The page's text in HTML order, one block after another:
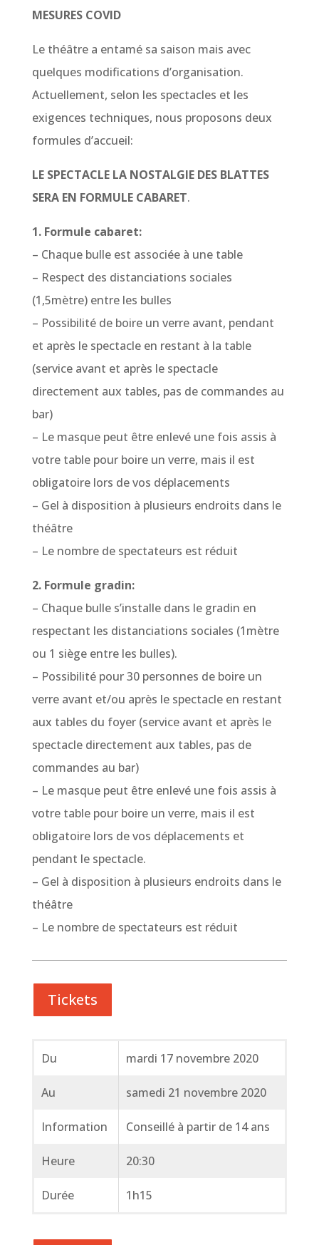
MESURES COVID
Le théâtre a entamé sa saison mais avec
quelques modifications d’organisation.
Actuellement, selon les spectacles et les
exigences techniques, nous proposons deux
formules d’accueil:
LE SPECTACLE LA NOSTALGIE DES BLATTES
SERA EN FORMULE CABARET.
1. Formule cabaret:
– Chaque bulle est associée à une table
– Respect des distanciations sociales
(1,5mètre) entre les bulles
– Possibilité de boire un verre avant, pendant
et après le spectacle en restant à la table
(service avant et après le spectacle
directement aux tables, pas de commandes au
bar)
– Le masque peut être enlevé une fois assis à
votre table pour boire un verre, mais il est
obligatoire lors de vos déplacements
– Gel à disposition à plusieurs endroits dans le
théâtre
– Le nombre de spectateurs est réduit
2. Formule gradin:
– Chaque bulle s’installe dans le gradin en
respectant les distanciations sociales (1mètre
ou 1 siège entre les bulles).
– Possibilité pour 30 personnes de boire un
verre avant et/ou après le spectacle en restant
aux tables du foyer (service avant et après le
spectacle directement aux tables, pas de
commandes au bar)
– Le masque peut être enlevé une fois assis à
votre table pour boire un verre, mais il est
obligatoire lors de vos déplacements et
pendant le spectacle.
– Gel à disposition à plusieurs endroits dans le
théâtre
– Le nombre de spectateurs est réduit
Tickets
Du mardi 17 novembre 2020
Au samedi 21 novembre 2020
Information Conseillé à partir de 14 ans
Heure 20:30
Durée 1h15